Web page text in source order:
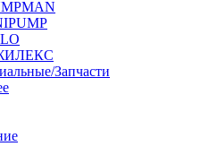
Запчасти